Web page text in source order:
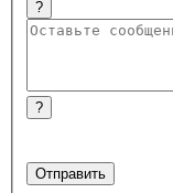
?
?